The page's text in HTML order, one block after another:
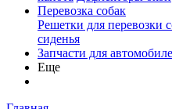
Перевозка собак
Решетки для перевозки
сиденья
Запчасти для
Еще